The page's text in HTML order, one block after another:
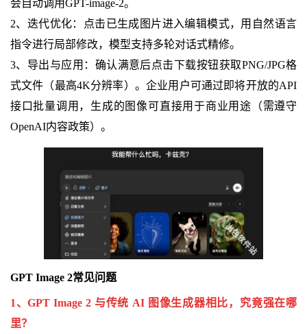
会自动调用GPT-image-2。
2、迭代优化：点击已生成图片进入编辑模式，用自然语言
指令进行局部修改，模型支持多轮对话式精修。
3、导出与应用：确认满意后点击下载按钮获取PNG/JPG格
式文件（最高4K分辨率）。企业用户可通过即将开放的API
接口批量调用，生成的图像可直接用于商业用途（需遵守
OpenAI内容政策）。
GPT Image 2常见问题
1、GPT Image 2 与传统 AI 图像生成器相比，究竟强在哪
里？